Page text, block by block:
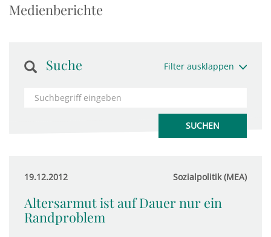
Medienberichte
Suche Filter ausklappen
19.12.2012 Sozialpolitik (MEA)
Altersarmut ist auf Dauer nur ein
Randproblem